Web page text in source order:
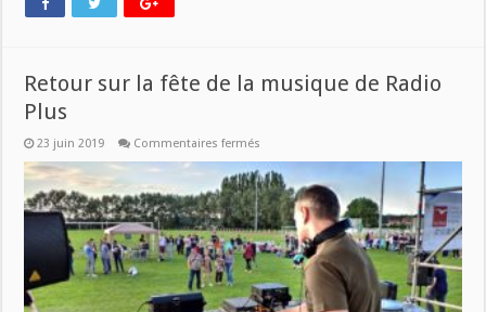
Retour sur la fête de la musique de Radio
Plus
23 juin 2019 Commentaires fermés
sur
la
fête
de
la
musique
de
Radio
Plus